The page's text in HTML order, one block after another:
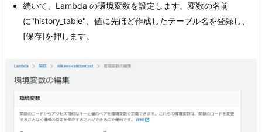
続いて、Lambda の環境変数を設定します。変数の名前
に"history_table"、値に先ほど作成したテーブル名を登録し、
[保存]を押します。